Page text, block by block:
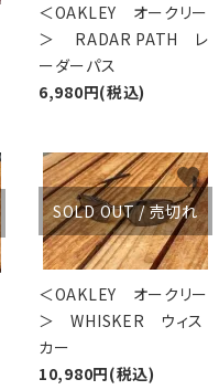
＜OAKLEY オークリー
＞ RADAR PATH レ
ーダーパス
6,980円(税込)
SOLD OUT / 売切れ
＜OAKLEY オークリー
＞ WHISKER ウィス
カー
10,980円(税込)
favorite